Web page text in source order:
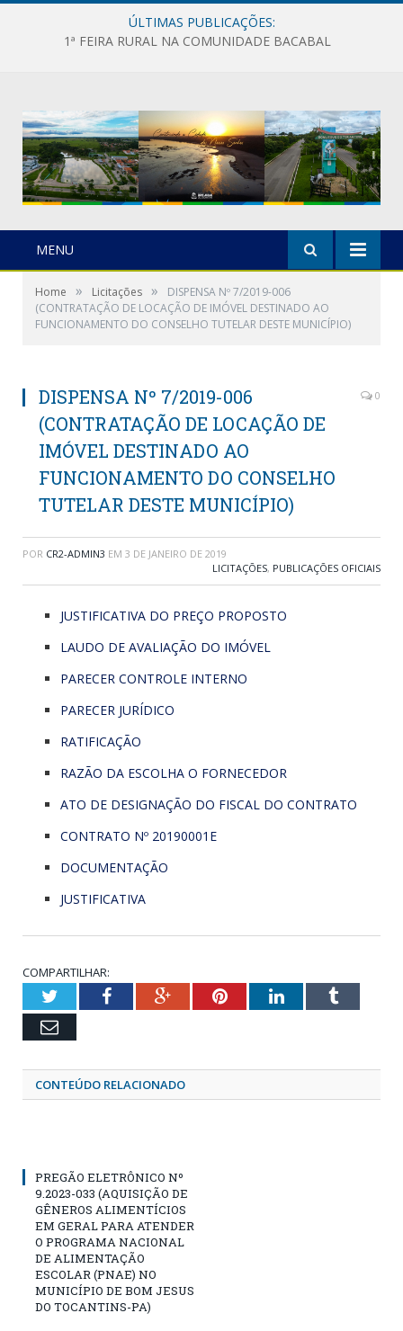
ÚLTIMAS PUBLICAÇÕES:
1ª FEIRA RURAL NA COMUNIDADE BACABAL
MENU
Home » Licitações »
DISPENSA Nº 7/2019-006
(CONTRATAÇÃO DE LOCAÇÃO DE IMÓVEL DESTINADO AO
FUNCIONAMENTO DO CONSELHO TUTELAR DESTE MUNICÍPIO)
DISPENSA Nº 7/2019-006
(CONTRATAÇÃO DE LOCAÇÃO DE
IMÓVEL DESTINADO AO
FUNCIONAMENTO DO CONSELHO
TUTELAR DESTE MUNICÍPIO)
0
POR CR2-ADMIN3 EM 3 DE JANEIRO DE 2019
LICITAÇÕES, PUBLICAÇÕES OFICIAIS
JUSTIFICATIVA DO PREÇO PROPOSTO
LAUDO DE AVALIAÇÃO DO IMÓVEL
PARECER CONTROLE INTERNO
PARECER JURÍDICO
RATIFICAÇÃO
RAZÃO DA ESCOLHA O FORNECEDOR
ATO DE DESIGNAÇÃO DO FISCAL DO CONTRATO
CONTRATO Nº 20190001E
DOCUMENTAÇÃO
JUSTIFICATIVA
COMPARTILHAR:
TwitterFacebookGoogle+PinterestLinkedInTumblr
Email
CONTEÚDO RELACIONADO
PREGÃO ELETRÔNICO Nº
9.2023-033 (AQUISIÇÃO DE
GÊNEROS ALIMENTÍCIOS
EM GERAL PARA ATENDER
O PROGRAMA NACIONAL
DE ALIMENTAÇÃO
ESCOLAR (PNAE) NO
MUNICÍPIO DE BOM JESUS
DO TOCANTINS-PA)